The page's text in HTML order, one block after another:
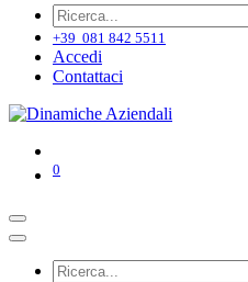
+39 081 842 5511
Accedi
Contattaci
0